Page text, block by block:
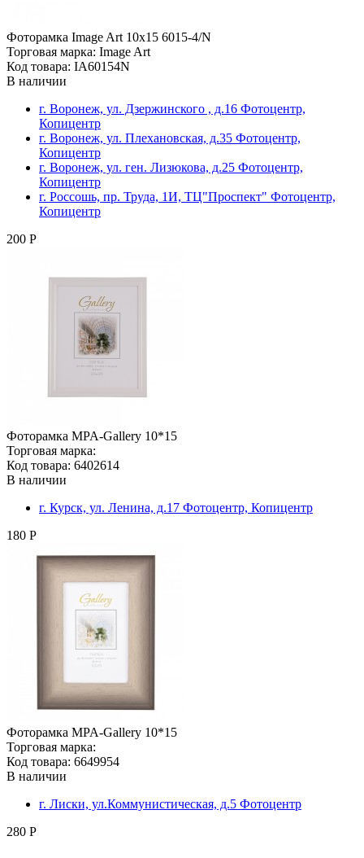
Фоторамка Image Art 10х15 6015-4/N
Торговая марка: Image Art
Код товара: IA60154N
В наличии
г. Воронеж, ул. Дзержинского , д.16 Фотоцентр,
Копицентр
г. Воронеж, ул. Плехановская, д.35 Фотоцентр,
Копицентр
г. Воронеж, ул. ген. Лизюкова, д.25 Фотоцентр,
Копицентр
г. Россошь, пр. Труда, 1И, ТЦ"Проспект" Фотоцентр,
Копицентр
200 Р
Фоторамка MPA-Gallery 10*15
Торговая марка:
Код товара: 6402614
В наличии
г. Курск, ул. Ленина, д.17 Фотоцентр, Копицентр
180 Р
Фоторамка MPA-Gallery 10*15
Торговая марка:
Код товара: 6649954
В наличии
г. Лиски, ул.Коммунистическая, д.5 Фотоцентр
280 Р